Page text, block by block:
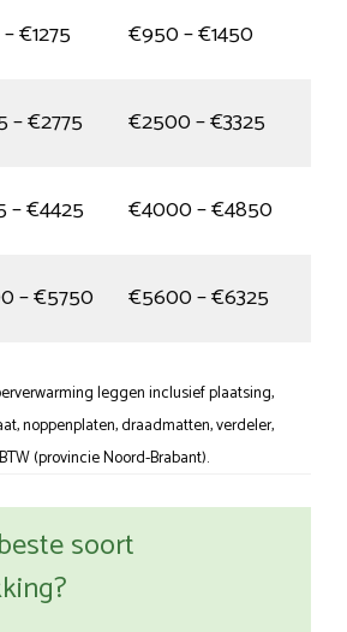
€1275
€950 – €1450
– €2775
€2500 – €3325
– €4425
€4000 – €4850
– €5750 €5600 – €6325
leggen inclusief plaatsing,
noppenplaten, draadmatten, verdeler,
(provincie Noord-Brabant).
soort